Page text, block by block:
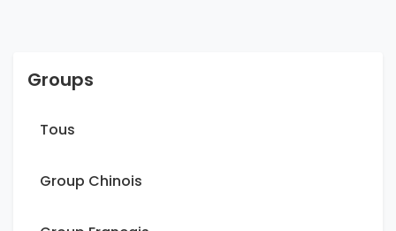
Groups
Tous
Group Chinois